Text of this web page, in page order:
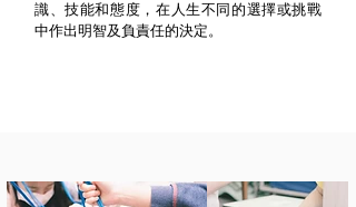
識、技能和態度，在人生不同的選擇或挑戰
中作出明智及負責任的決定。